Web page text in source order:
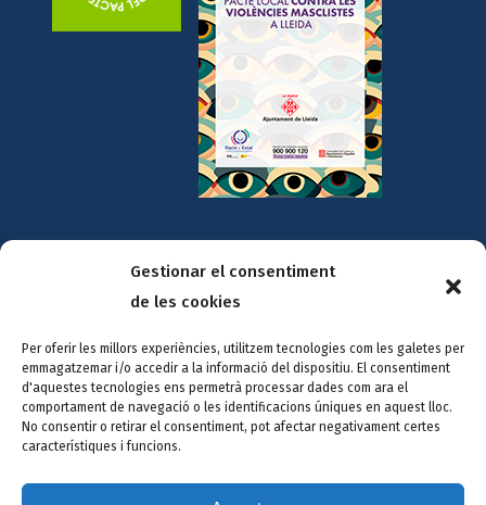
Gestionar el consentiment
de les cookies
Per oferir les millors experiències, utilitzem tecnologies com les galetes per
emmagatzemar i/o accedir a la informació del dispositiu. El consentiment
d'aquestes tecnologies ens permetrà processar dades com ara el
comportament de navegació o les identificacions úniques en aquest lloc.
No consentir o retirar el consentiment, pot afectar negativament certes
característiques i funcions.
Amb la col·laboració de: